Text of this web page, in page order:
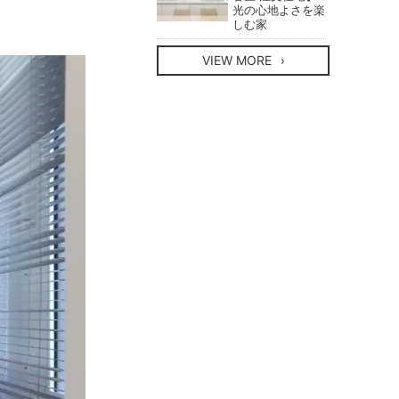
光の心地よさを楽
しむ家
VIEW MORE